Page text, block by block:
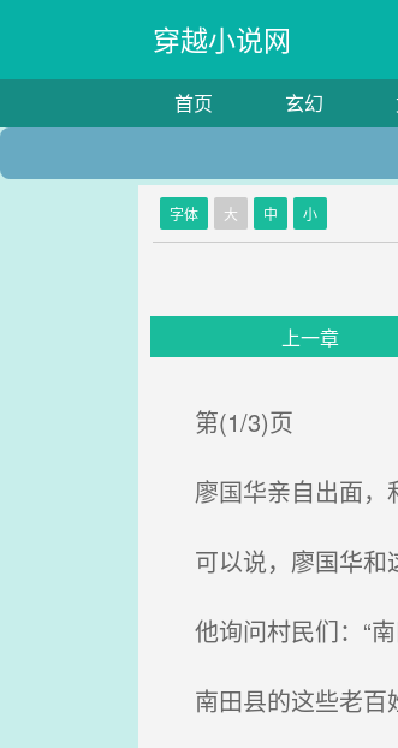
穿越小说网
首页 玄幻
字体 大 中 小
上一章
第(1/3)页
廖国华亲自出面，
可以说，廖国华和
他询问村民们：“
南田县的这些老百